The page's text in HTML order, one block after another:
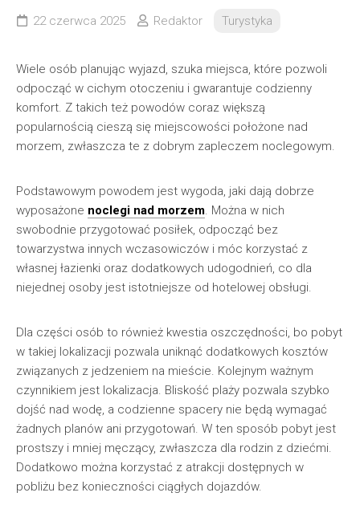
22 czerwca 2025 Redaktor Turystyka
Wiele osób planując wyjazd, szuka miejsca, które pozwoli
odpocząć w cichym otoczeniu i gwarantuje codzienny
komfort. Z takich też powodów coraz większą
popularnością cieszą się miejscowości położone nad
morzem, zwłaszcza te z dobrym zapleczem noclegowym.
Podstawowym powodem jest wygoda, jaki dają dobrze
wyposażone noclegi nad morzem. Można w nich
swobodnie przygotować posiłek, odpocząć bez
towarzystwa innych wczasowiczów i móc korzystać z
własnej łazienki oraz dodatkowych udogodnień, co dla
niejednej osoby jest istotniejsze od hotelowej obsługi.
Dla części osób to również kwestia oszczędności, bo pobyt
w takiej lokalizacji pozwala uniknąć dodatkowych kosztów
związanych z jedzeniem na mieście. Kolejnym ważnym
czynnikiem jest lokalizacja. Bliskość plaży pozwala szybko
dojść nad wodę, a codzienne spacery nie będą wymagać
żadnych planów ani przygotowań. W ten sposób pobyt jest
prostszy i mniej męczący, zwłaszcza dla rodzin z dziećmi.
Dodatkowo można korzystać z atrakcji dostępnych w
pobliżu bez konieczności ciągłych dojazdów.